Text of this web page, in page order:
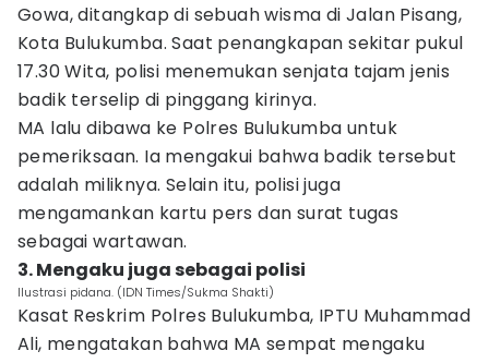
Gowa, ditangkap di sebuah wisma di Jalan Pisang,
Kota Bulukumba. Saat penangkapan sekitar pukul
17.30 Wita, polisi menemukan senjata tajam jenis
badik terselip di pinggang kirinya.
MA lalu dibawa ke Polres Bulukumba untuk
pemeriksaan. Ia mengakui bahwa badik tersebut
adalah miliknya. Selain itu, polisi juga
mengamankan kartu pers dan surat tugas
sebagai wartawan.
3. Mengaku juga sebagai polisi
Ilustrasi pidana. (IDN Times/Sukma Shakti)
Kasat Reskrim Polres Bulukumba, IPTU Muhammad
Ali, mengatakan bahwa MA sempat mengaku